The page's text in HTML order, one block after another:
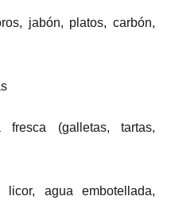
jabón, platos, carbón,
(galletas, tartas,
agua embotellada,